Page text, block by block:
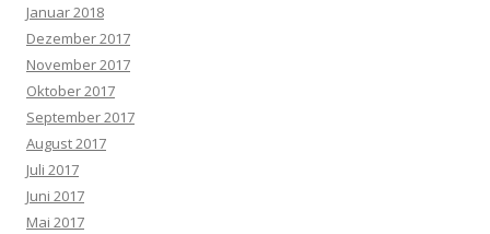
Januar 2018
Dezember 2017
November 2017
Oktober 2017
September 2017
August 2017
Juli 2017
Juni 2017
Mai 2017